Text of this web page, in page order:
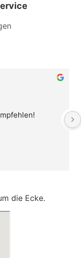
die Ecke.